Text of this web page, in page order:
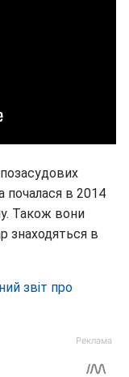
почалася в 2014
Також вони
знаходяться в
звіт про